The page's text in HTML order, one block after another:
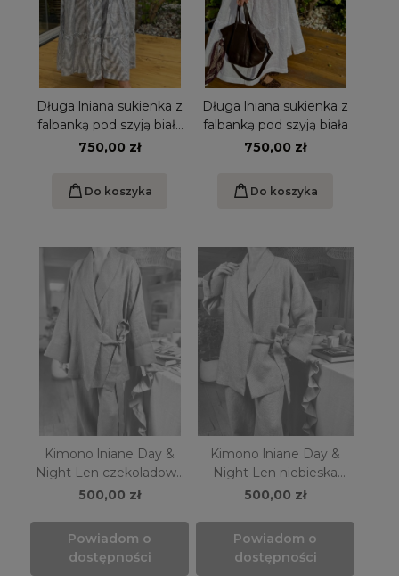
Długa lniana sukienka z
falbanką pod szyją biała
w błękitne prążki
750,00 zł
Do koszyka
Długa lniana sukienka z
falbanką pod szyją biała
750,00 zł
Do koszyka
Kimono lniane Day &
Night Len czekoladowy
brąz
500,00 zł
Powiadom o
dostępności
Kimono lniane Day &
Night Len niebieska
pepitka
500,00 zł
Powiadom o
dostępności